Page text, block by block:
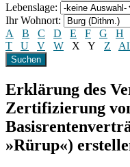
Lebenslage:
Ihr Wohnort:
A
B C D E F G H
T
U V W X Y Z
Erklärung des
Zertifizierung
»Rürup«)